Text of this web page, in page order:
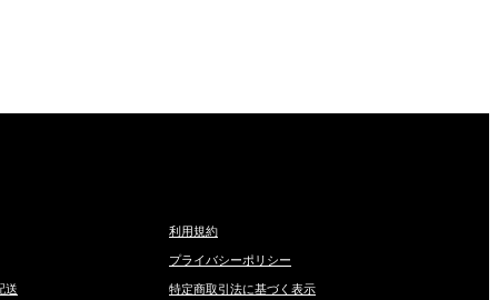
送
利用規約
プライバシーポリシー
特定商取引法に基づく表示